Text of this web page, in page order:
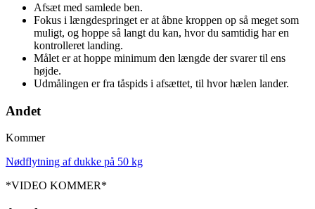
Afsæt med samlede ben.
Fokus i længdespringet er at åbne kroppen op så meget som
muligt, og hoppe så langt du kan, hvor du samtidig har en
kontrolleret landing.
Målet er at hoppe minimum den længde der svarer til ens
højde.
Udmålingen er fra tåspids i afsættet, til hvor hælen lander.
Andet
Kommer
Nødflytning af dukke på 50 kg
*VIDEO KOMMER*